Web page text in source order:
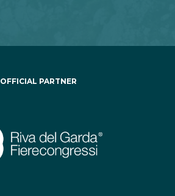
OFFICIAL PARTNER